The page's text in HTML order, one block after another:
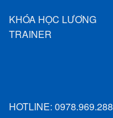
KHÓA HỌC LƯƠNG
TRAINER
HOTLINE: 0978.969.288